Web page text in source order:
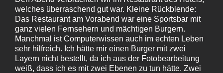
welches überraschend gut war. Kleine Rückblende:
Das Restaurant am Vorabend war eine Sportsbar mit
ganz vielen Fernsehern und mächtigen Burgern.
Manchmal ist Computerwissen auch im echten Leben
sehr hilfreich. Ich hätte mir einen Burger mit zwei
Layern nicht bestellt, da ich aus der Fotobearbeitung
weiß, dass ich es mit zwei Ebenen zu tun hätte. Zwei